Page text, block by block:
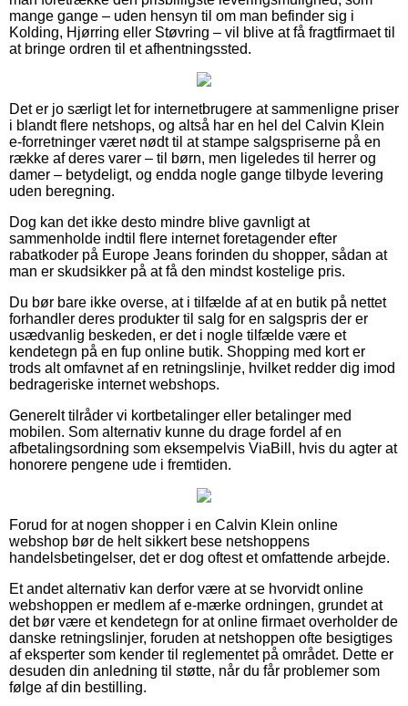
mange gange – uden hensyn til om man befinder sig i
Kolding, Hjørring eller Støvring – vil blive at få fragtfirmaet til
at bringe ordren til et afhentningssted.
Det er jo særligt let for internetbrugere at sammenligne priser
i blandt flere netshops, og altså har en hel del Calvin Klein
e-forretninger været nødt til at stampe salgspriserne på en
række af deres varer – til børn, men ligeledes til herrer og
damer – betydeligt, og endda nogle gange tilbyde levering
uden beregning.
Dog kan det ikke desto mindre blive gavnligt at
sammenholde indtil flere internet foretagender efter
rabatkoder på Europe Jeans forinden du shopper, sådan at
man er skudsikker på at få den mindst kostelige pris.
Du bør bare ikke overse, at i tilfælde af at en butik på nettet
forhandler deres produkter til salg for en salgspris der er
usædvanlig beskeden, er det i nogle tilfælde være et
kendetegn på en fup online butik. Shopping med kort er
trods alt omfavnet af en retningslinje, hvilket redder dig imod
bedrageriske internet webshops.
Generelt tilråder vi kortbetalinger eller betalinger med
mobilen. Som alternativ kunne du drage fordel af en
afbetalingsordning som eksempelvis ViaBill, hvis du agter at
honorere pengene ude i fremtiden.
Forud for at nogen shopper i en Calvin Klein online
webshop bør de helt sikkert bese netshoppens
handelsbetingelser, det er dog oftest et omfattende arbejde.
Et andet alternativ kan derfor være at se hvorvidt online
webshoppen er medlem af e-mærke ordningen, grundet at
det bør være et kendetegn for at online firmaet overholder de
danske retningslinjer, foruden at netshoppen ofte besigtiges
af eksperter som kender til reglementet på området. Dette er
desuden din anledning til støtte, når du får problemer som
følge af din bestilling.